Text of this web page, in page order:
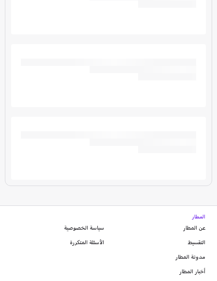
المطار
عن المطار
التقسيط
مدونة المطار
أخبار المطار
سياسة الخصوصية
الأسئلة المتكررة